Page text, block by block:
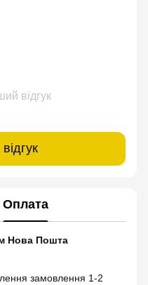
відгук
Оплата
Нова Пошта
замовлення 1-2